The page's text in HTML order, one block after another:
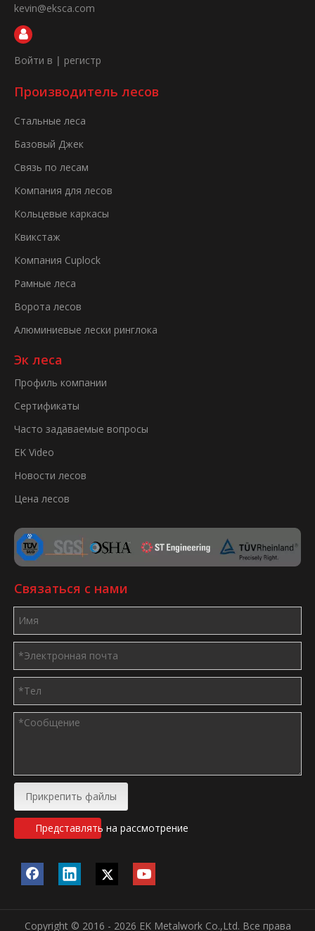
kevin@eksca.com
Войти в | регистр
Производитель лесов
Стальные леса
Базовый Джек
Связь по лесам
Компания для лесов
Кольцевые каркасы
Квикстаж
Компания Cuplock
Рамные леса
Ворота лесов
Алюминиевые лески ринглока
Эк леса
Профиль компании
Сертификаты
Часто задаваемые вопросы
EK Video
Новости лесов
Цена лесов
Связаться с нами
Прикрепить файлы
Представлять на рассмотрение
Copyright © 2016 - 2026 EK Metalwork Co.,Ltd. Все права